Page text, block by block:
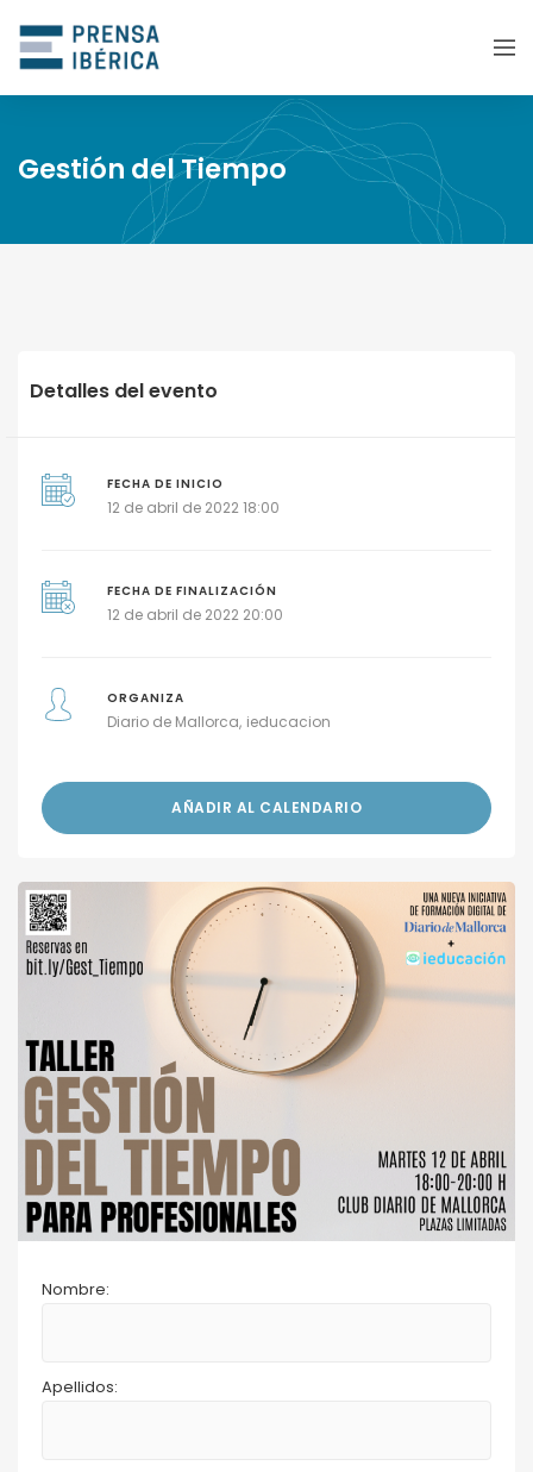
Gestión del Tiempo
Detalles del evento
FECHA DE INICIO
12 de abril de 2022 18:00
FECHA DE FINALIZACIÓN
12 de abril de 2022 20:00
ORGANIZA
Diario de Mallorca ieducacion
AÑADIR AL CALENDARIO
Nombre:
Apellidos: